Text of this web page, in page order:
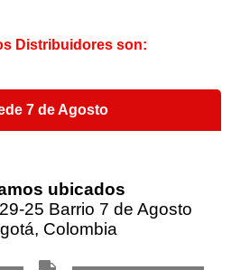
Distribuidores son:
7 de Agosto
ubicados
25 Barrio 7 de Agosto
Colombia